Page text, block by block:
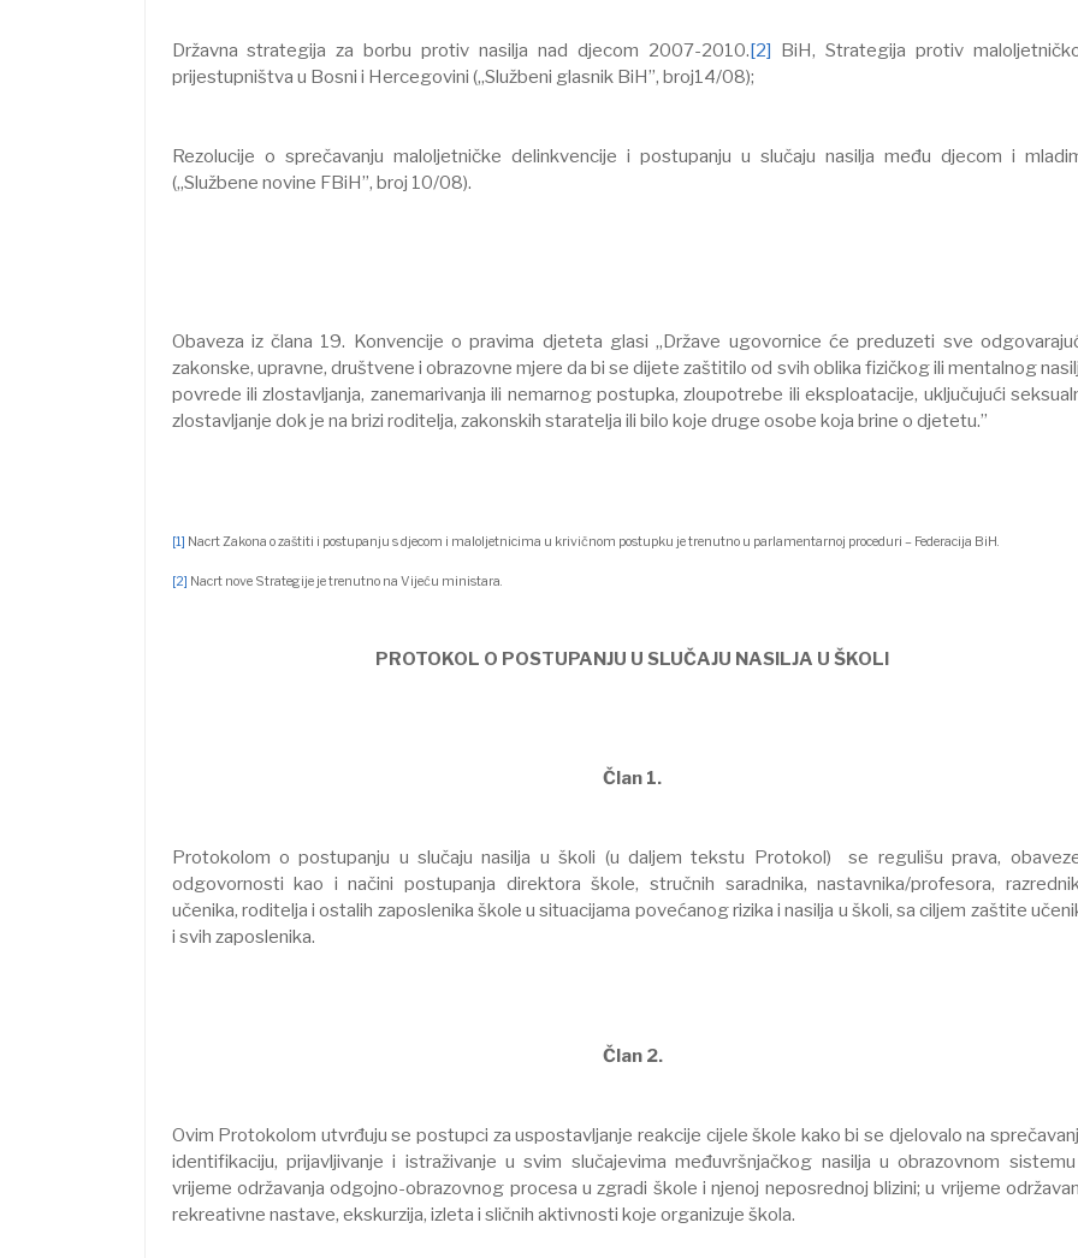
Državna strategija za borbu protiv nasilja nad djecom 2007-2010.[2] BiH, Strategija protiv
prijestupništva u Bosni i Hercegovini („Službeni glasnik BiH”, broj14/08);
Rezolucije o sprečavanju maloljetničke delinkvencije i postupanju u slučaju nasilja među djecom i
(„Službene novine FBiH”, broj 10/08).
Obaveza iz člana 19. Konvencije o pravima djeteta glasi „Države ugovornice će preduzeti sve
zakonske, upravne, društvene i obrazovne mjere da bi se dijete zaštitilo od svih oblika fizičkog ili mentalnog
povrede ili zlostavljanja, zanemarivanja ili nemarnog postupka, zloupotrebe ili eksploatacije, uključujući
zlostavljanje dok je na brizi roditelja, zakonskih staratelja ili bilo koje druge osobe koja brine o djetetu.”
[1] Nacrt Zakona o zaštiti i postupanju s djecom i maloljetnicima u krivičnom postupku je trenutno u parlamentarnoj proceduri – Federacija BiH.
[2] Nacrt nove Strategije je trenutno na Vijeću ministara.
PROTOKOL O POSTUPANJU U SLUČAJU NASILJA U ŠKOLI
Član 1.
Protokolom o postupanju u slučaju nasilja u školi (u daljem tekstu Protokol) se regulišu prava,
odgovornosti kao i načini postupanja direktora škole, stručnih saradnika, nastavnika/profesora,
učenika, roditelja i ostalih zaposlenika škole u situacijama povećanog rizika i nasilja u školi, sa ciljem zaštite
i svih zaposlenika.
Član 2.
Ovim Protokolom utvrđuju se postupci za uspostavljanje reakcije cijele škole kako bi se djelovalo na
identifikaciju, prijavljivanje i istraživanje u svim slučajevima međuvršnjačkog nasilja u obrazovnom
vrijeme održavanja odgojno-obrazovnog procesa u zgradi škole i njenoj neposrednoj blizini; u vrijeme
rekreativne nastave, ekskurzija, izleta i sličnih aktivnosti koje organizuje škola.